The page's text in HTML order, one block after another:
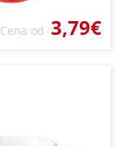
Cena od 3,79€